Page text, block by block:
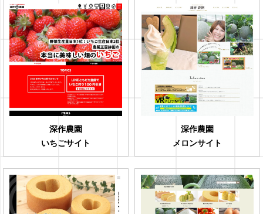
ー
シ
ョ
深作農園
いちごサイト
深作農園
メロンサイト